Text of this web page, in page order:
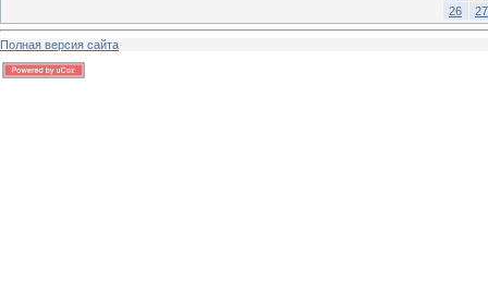
26
27
Полная версия сайта